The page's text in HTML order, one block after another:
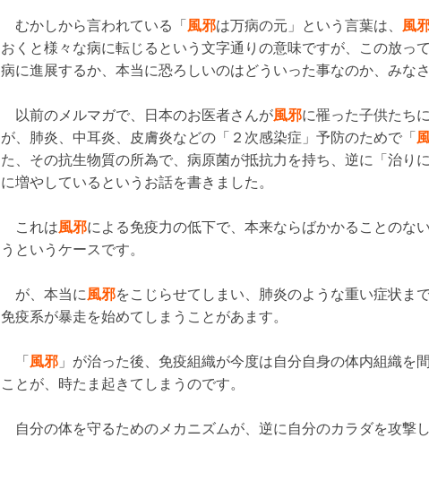
むかしから言われている「 風邪は万病の元」という言葉は、 風
おくと様々な病に転じるという文字通りの意味ですが、この放っ
病に進展するか、本当に恐ろしいのはどういった事なのか、みな
以前のメルマガで、日本のお医者さんが風邪に罹った子供たち
が、肺炎、中耳炎、皮膚炎などの「２次感染症」予防のためで「
た、その抗生物質の所為で、病原菌が抵抗力を持ち、逆に「治り
に増やしているというお話を書きました。
これは風邪による免疫力の低下で、本来ならばかかることのな
うというケースです。
が、本当に風邪をこじらせてしまい、肺炎のような重い症状ま
免疫系が暴走を始めてしまうことがあます。
「 風邪 」が治った後、免疫組織が今度は自分自身の体内組織を
ことが、時たま起きてしまうのです。
自分の体を守るためのメカニズムが、逆に自分のカラダを攻撃